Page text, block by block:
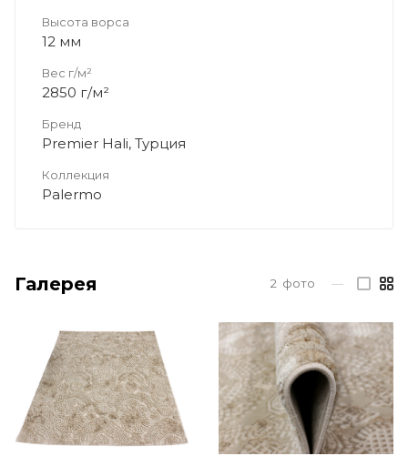
Высота ворса
12 мм
Вес г/м²
2850 г/м²
Бренд
Premier Hali, Турция
Коллекция
Palermo
Галерея 2 фото —